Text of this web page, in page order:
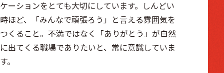
ケーションをとても大切にしています。しんどい
時ほど、「みんなで頑張ろう」と言える雰囲気を
つくること。不満ではなく「ありがとう」が自然
に出てくる職場でありたいと、常に意識していま
す。